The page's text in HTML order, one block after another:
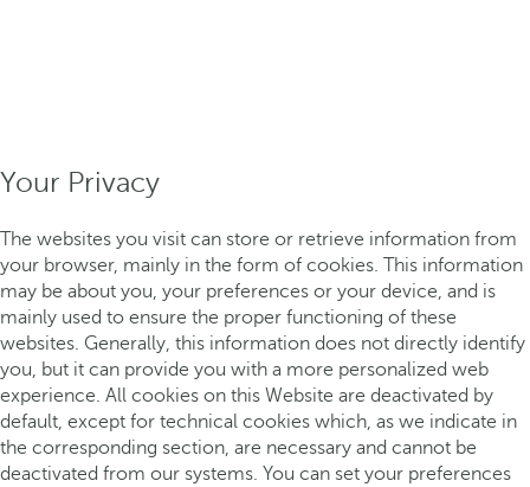
Your Privacy
The websites you visit can store or retrieve information from
your browser, mainly in the form of cookies. This information
may be about you, your preferences or your device, and is
mainly used to ensure the proper functioning of these
websites. Generally, this information does not directly identify
you, but it can provide you with a more personalized web
experience. All cookies on this Website are deactivated by
default, except for technical cookies which, as we indicate in
the corresponding section, are necessary and cannot be
deactivated from our systems. You can set your preferences